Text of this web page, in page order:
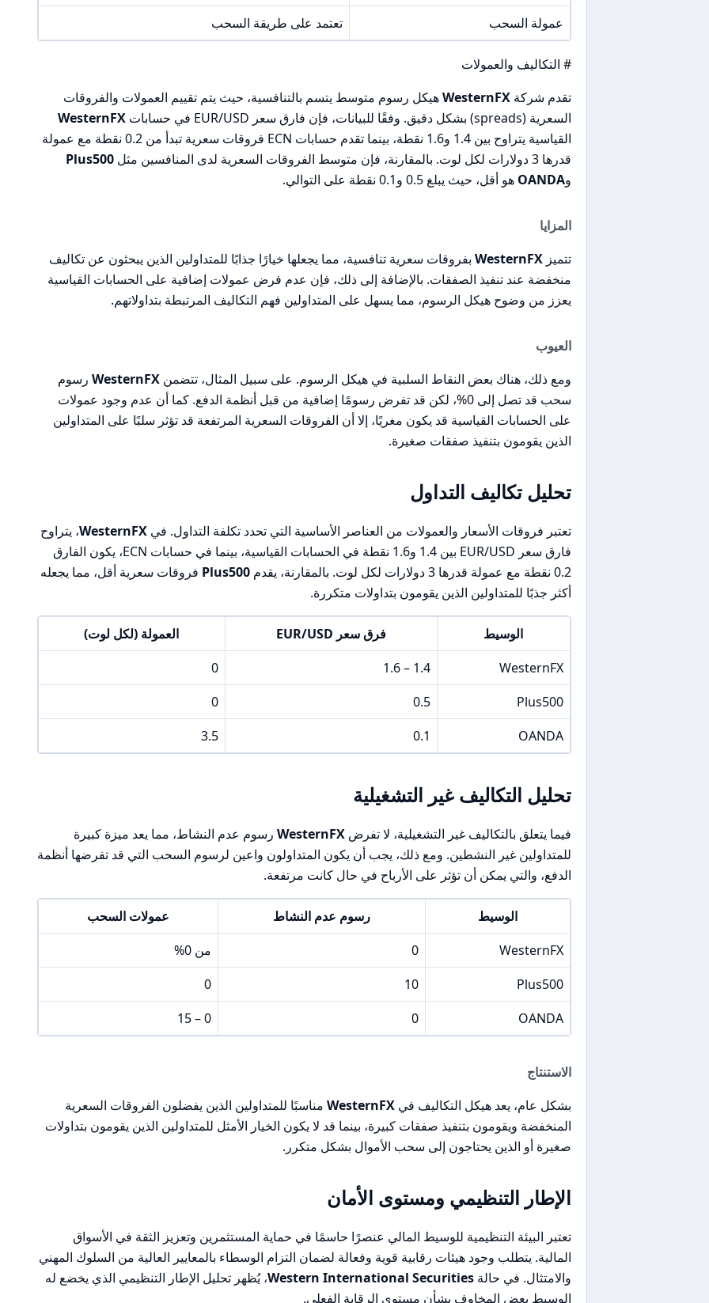
عمولة السحب
تعتمد على طريقة السحب
# التكاليف والعمولات
تقدم شركةWesternFXهيكل رسوم متوسط يتسم بالتنافسية، حيث يتم تقييم العمولات والفروقات
السعرية (spreads) بشكل دقيق. وفقًا للبيانات، فإن فارق سعر EUR/USD في حسابات
WesternFX
القياسية يتراوح بين 1.4 و1.6 نقطة، بينما تقدم حسابات ECN فروقات سعرية تبدأ من 0.2 نقطة مع عمولة
قدرها 3 دولارات لكل لوت. بالمقارنة، فإن متوسط الفروقات السعرية لدى المنافسين مثل
Plus500
وOANDA هو أقل، حيث يبلغ 0.5 و0.1 نقطة على التوالي.
المزايا
تتميزWesternFX بفروقات سعرية تنافسية، مما يجعلها خيارًا جذابًا للمتداولين الذين يبحثون عن تكاليف
منخفضة عند تنفيذ الصفقات. بالإضافة إلى ذلك، فإن عدم فرض عمولات إضافية على الحسابات القياسية
يعزز من وضوح هيكل الرسوم، مما يسهل على المتداولين فهم التكاليف المرتبطة بتداولاتهم.
العيوب
ومع ذلك، هناك بعض النقاط السلبية في هيكل الرسوم. على سبيل المثال، تتضمنWesternFX رسوم
سحب قد تصل إلى 0%، لكن قد تفرض رسومًا إضافية من قبل أنظمة الدفع. كما أن عدم وجود عمولات
على الحسابات القياسية قد يكون مغريًا، إلا أن الفروقات السعرية المرتفعة قد تؤثر سلبًا على المتداولين
الذين يقومون بتنفيذ صفقات صغيرة.
تحليل تكاليف التداول
تعتبر فروقات الأسعار والعمولات من العناصر الأساسية التي تحدد تكلفة التداول. فيWesternFX، يتراوح
فارق سعر EUR/USD بين 1.4 و1.6 نقطة في الحسابات القياسية، بينما في حسابات ECN، يكون الفارق
0.2 نقطة مع عمولة قدرها 3 دولارات لكل لوت. بالمقارنة، يقدم
Plus500 فروقات سعرية أقل، مما يجعله
أكثر جذبًا للمتداولين الذين يقومون بتداولات متكررة.
الوسيط فرق سعر EUR/USD
العمولة (لكل لوت)
WesternFX
1.4 – 1.6
0
Plus500
0.5
0
OANDA
0.1
3.5
تحليل التكاليف غير التشغيلية
فيما يتعلق بالتكاليف غير التشغيلية، لا تفرضWesternFX رسوم عدم النشاط، مما يعد ميزة كبيرة
للمتداولين غير النشطين. ومع ذلك، يجب أن يكون المتداولون واعين لرسوم السحب التي قد تفرضها أنظمة
الدفع، والتي يمكن أن تؤثر على الأرباح في حال كانت مرتفعة.
الوسيط رسوم عدم النشاط
عمولات السحب
WesternFX
0
من 0%
Plus500
10
0
OANDA
0
0 – 15
الاستنتاج
بشكل عام، يعد هيكل التكاليف فيWesternFX مناسبًا للمتداولين الذين يفضلون الفروقات السعرية
المنخفضة ويقومون بتنفيذ صفقات كبيرة، بينما قد لا يكون الخيار الأمثل للمتداولين الذين يقومون بتداولات
صغيرة أو الذين يحتاجون إلى سحب الأموال بشكل متكرر.
الإطار التنظيمي ومستوى الأمان
تعتبر البيئة التنظيمية للوسيط المالي عنصرًا حاسمًا في حماية المستثمرين وتعزيز الثقة في الأسواق
المالية. يتطلب وجود هيئات رقابية قوية وفعالة لضمان التزام الوسطاء بالمعايير العالية من السلوك المهني
والامتثال. في حالةWestern International Securities، يُظهر تحليل الإطار التنظيمي الذي يخضع له
الوسيط بعض المخاوف بشأن مستوى الرقابة الفعلي.